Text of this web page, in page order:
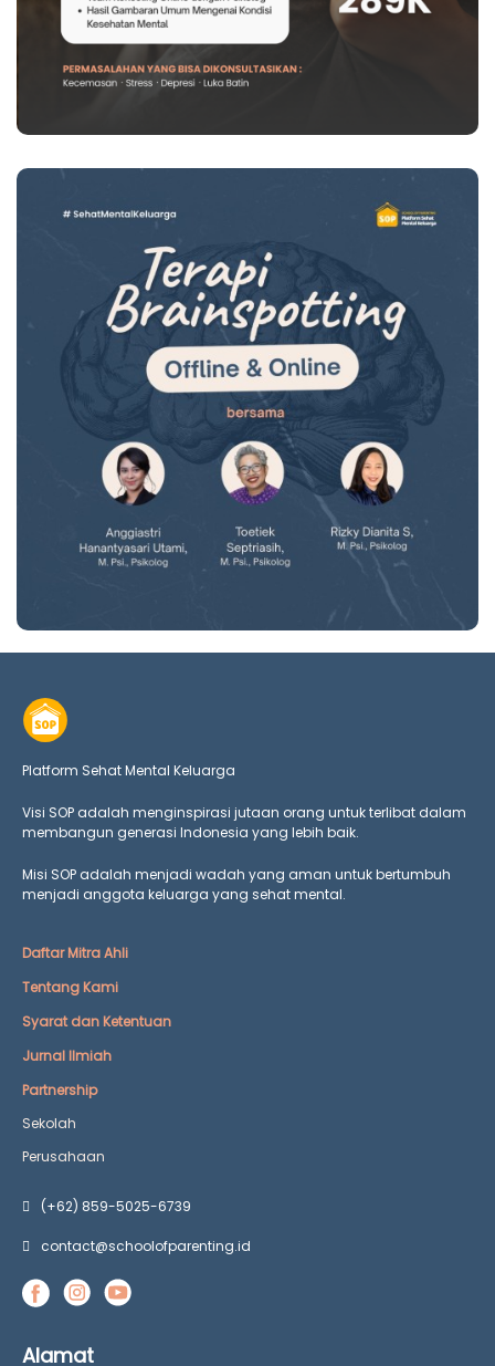
Platform Sehat Mental Keluarga
Visi SOP adalah menginspirasi jutaan orang untuk terlibat dalam
membangun generasi Indonesia yang lebih baik.
Misi SOP adalah menjadi wadah yang aman untuk bertumbuh
menjadi anggota keluarga yang sehat mental.
Daftar Mitra Ahli
Tentang Kami
Syarat dan Ketentuan
Jurnal Ilmiah
Partnership
Sekolah
Perusahaan
(+62) 859-5025-6739
contact@schoolofparenting.id
Alamat